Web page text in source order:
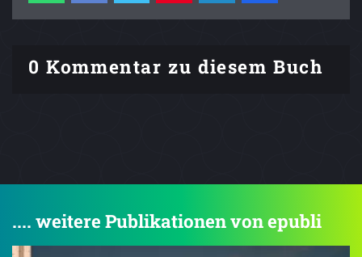
0 Kommentar zu diesem Buch
.... weitere Publikationen von epubli